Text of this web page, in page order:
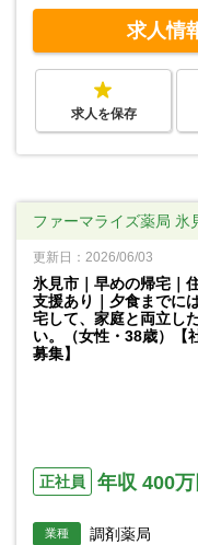
求人情
求人を保存
ファーマライズ薬局 氷
更新日：2026/06/03
氷見市｜早めの帰宅｜
支援あり｜夕食までに
宅して、家庭と両立し
い。（女性・38歳）【
募集】
正社員 年収 400万
業種 調剤薬局